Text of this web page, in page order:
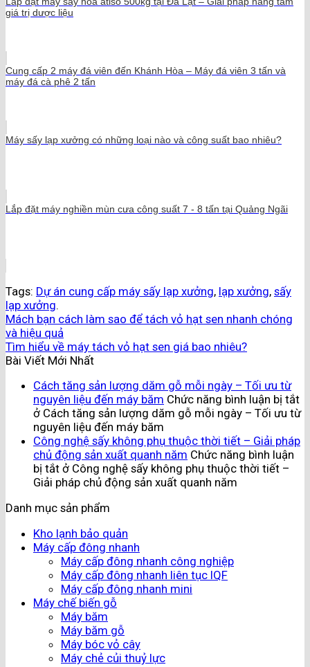
giá trị dược liệu
Cung cấp 2 máy đá viên đến Khánh Hòa – Máy đá viên 3 tấn và
máy đá cà phê 2 tấn
Máy sấy lạp xưởng có những loại nào và công suất bao nhiêu?
Lắp đặt máy nghiền mùn cưa công suất 7 - 8 tấn tại Quảng Ngãi
Tags: Dự án cung cấp máy sấy lạp xưởng, lạp xưởng, sấy
lạp xưởng.
Mách bạn cách làm sao để tách vỏ hạt sen nhanh chóng
và hiệu quả
Tìm hiểu về máy tách vỏ hạt sen giá bao nhiêu?
Bài Viết Mới Nhất
Cách tăng sản lượng dăm gỗ mỗi ngày – Tối ưu từ
nguyên liệu đến máy băm Chức năng bình luận bị tắt
ở Cách tăng sản lượng dăm gỗ mỗi ngày – Tối ưu từ
nguyên liệu đến máy băm
Công nghệ sấy không phụ thuộc thời tiết – Giải pháp
chủ động sản xuất quanh năm Chức năng bình luận
bị tắt ở Công nghệ sấy không phụ thuộc thời tiết –
Giải pháp chủ động sản xuất quanh năm
Danh mục sản phẩm
Kho lạnh bảo quản
Máy cấp đông nhanh
Máy cấp đông nhanh công nghiệp
Máy cấp đông nhanh liên tục IQF
Máy cấp đông nhanh mini
Máy chế biến gỗ
Máy băm
Máy băm gỗ
Máy bóc vỏ cây
Máy chẻ củi thuỷ lực